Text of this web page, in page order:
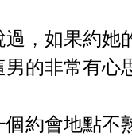
，如果約她
的非常有心
約會地點不